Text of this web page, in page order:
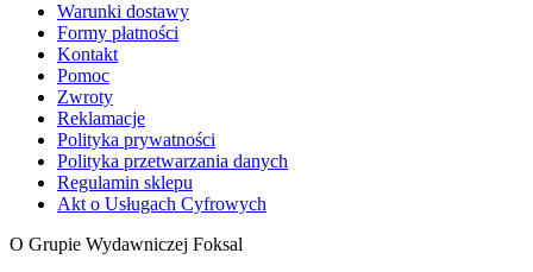
Warunki dostawy
Formy płatności
Kontakt
Pomoc
Zwroty
Reklamacje
Polityka prywatności
Polityka przetwarzania danych
Regulamin sklepu
Akt o Usługach Cyfrowych
O Grupie Wydawniczej Foksal